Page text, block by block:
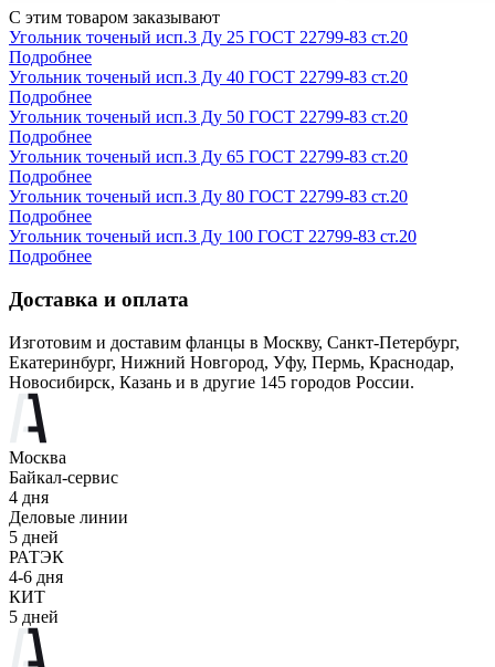
С этим товаром заказывают
Угольник точеный исп.3 Ду 25 ГОСТ 22799-83 ст.20
Подробнее
Угольник точеный исп.3 Ду 40 ГОСТ 22799-83 ст.20
Подробнее
Угольник точеный исп.3 Ду 50 ГОСТ 22799-83 ст.20
Подробнее
Угольник точеный исп.3 Ду 65 ГОСТ 22799-83 ст.20
Подробнее
Угольник точеный исп.3 Ду 80 ГОСТ 22799-83 ст.20
Подробнее
Угольник точеный исп.3 Ду 100 ГОСТ 22799-83 ст.20
Подробнее
Доставка и оплата
Изготовим и доставим фланцы в Москву, Санкт-Петербург,
Екатеринбург, Нижний Новгород, Уфу, Пермь, Краснодар,
Новосибирск, Казань и в другие 145 городов России.
Москва
Байкал-сервис
4 дня
Деловые линии
5 дней
РАТЭК
4-6 дня
КИТ
5 дней